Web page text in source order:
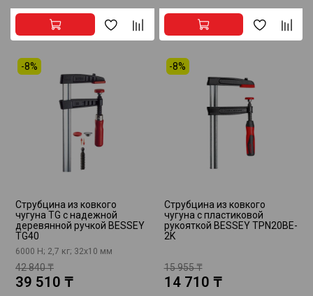
-8%
Струбцина из ковкого
чугуна TG с надежной
деревянной ручкой BESSEY
TG40
6000 Н; 2,7 кг; 32х10 мм
42 840 ₸
39 510 ₸
-8%
Струбцина из ковкого
чугуна с пластиковой
рукояткой BESSEY TPN20BE-
2K
15 955 ₸
14 710 ₸